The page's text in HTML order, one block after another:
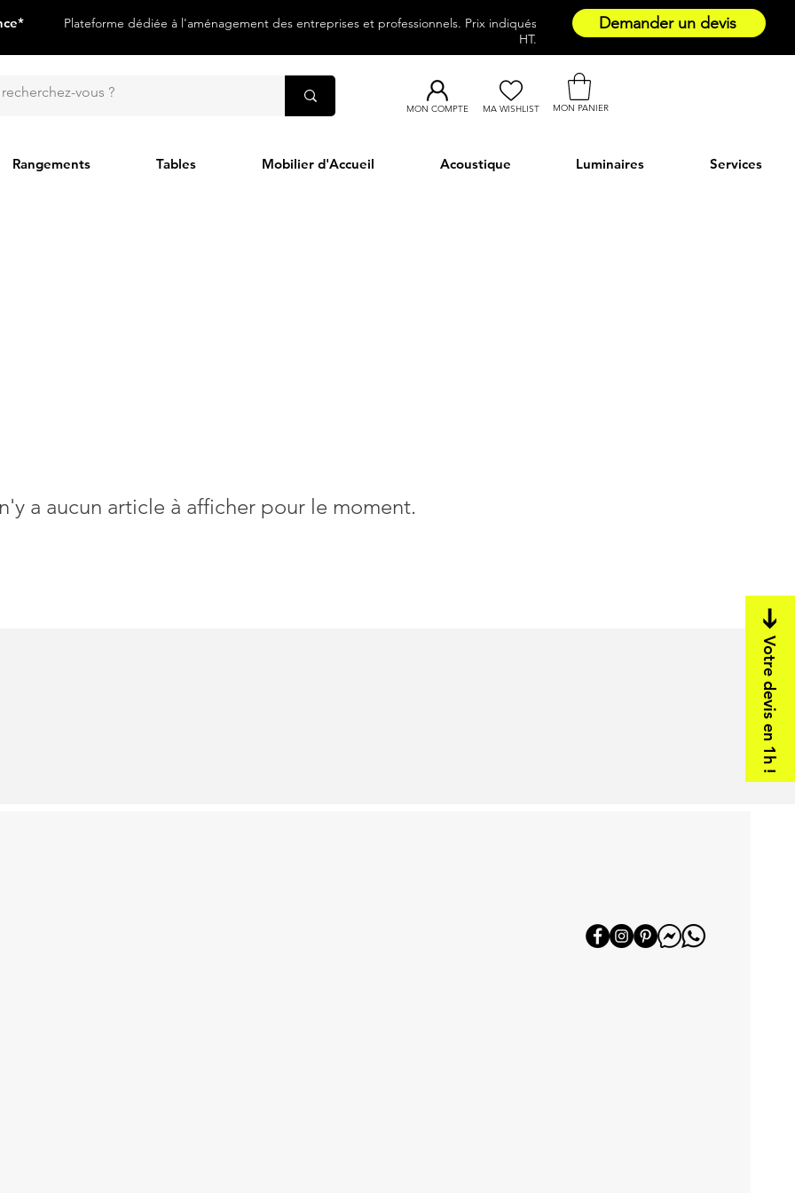
Plateforme dédiée à l'aménagement des entreprises et professionnels. Prix indiqués
HT.
Demander un devis
MON COMPTE MA WISHLIST MON PANIER
Rangements Tables Mobilier d'Accueil Acoustique Luminaires Services
Votre devis en 1h !
a aucun article à afficher pour le moment.